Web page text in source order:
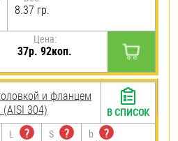
8.37 гр.
Цена:
37р. 92коп.
и фланцем
304)
L
?
S
?
b
?
В СПИСОК